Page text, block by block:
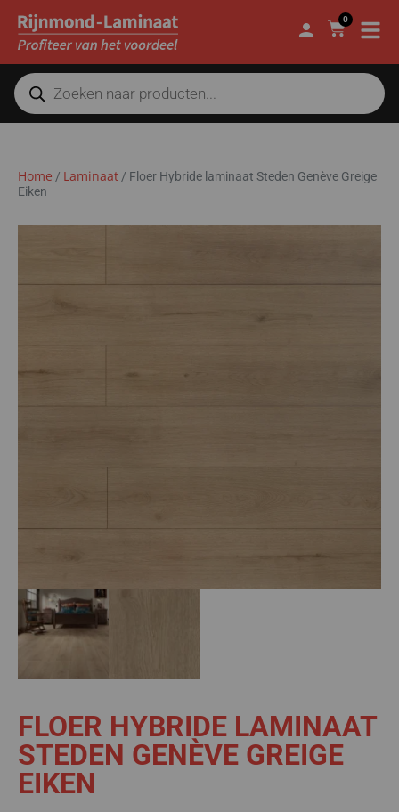
0
Home / Laminaat / Floer Hybride laminaat Steden Genève Greige
Eiken
FLOER HYBRIDE LAMINAAT
STEDEN GENÈVE GREIGE
EIKEN